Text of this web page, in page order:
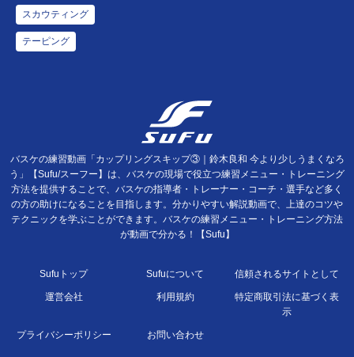
スカウティング
テーピング
バスケの練習動画「カップリングスキップ③｜鈴木良和 今より少しうまくなろ
う」【Sufu/スーフー】は、バスケの現場で役立つ練習メニュー・トレーニング
方法を提供することで、バスケの指導者・トレーナー・コーチ・選手など多く
の方の助けになることを目指します。分かりやすい解説動画で、上達のコツや
テクニックを学ぶことができます。バスケの練習メニュー・トレーニング方法
が動画で分かる！【Sufu】
Sufuトップ Sufuについて 信頼されるサイトとして
運営会社 利用規約
特定商取引法に基づく表
示
プライバシーポリシー お問い合わせ